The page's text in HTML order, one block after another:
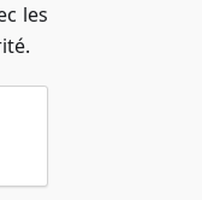
les